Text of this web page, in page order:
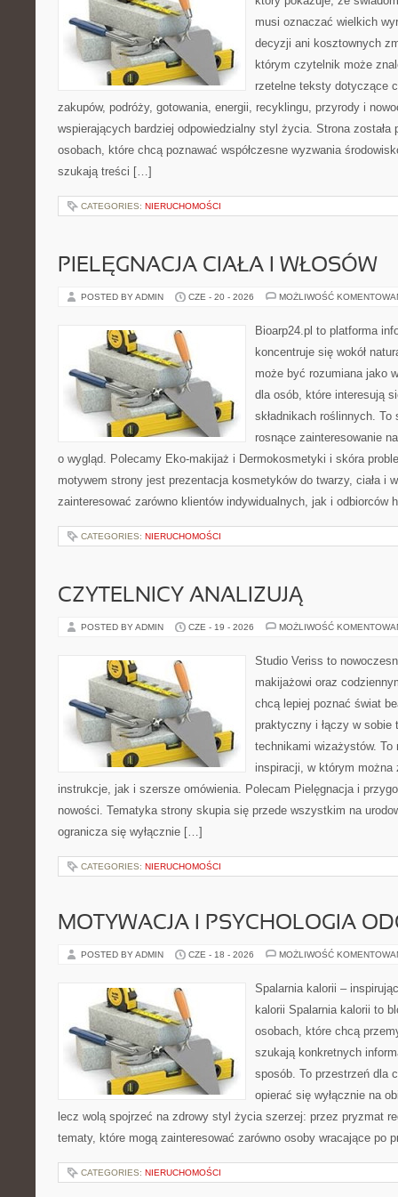
musi oznaczać wielkich
decyzji ani kosztownych
którym czytelnik może
rzetelne teksty dotyczące
zakupów, podróży, gotowania, energii, recyklingu, przyrody i
wspierających bardziej odpowiedzialny styl życia. Strona została
osobach, które chcą poznawać współczesne wyzwania
szukają treści […]
CATEGORIES: NIERUCHOMOŚCI
PIELĘGNACJA CIAŁA I WŁOSÓW
POSTED BY ADMIN CZE - 20 - 2026 MOŻLIWOŚĆ
Bioarp24.pl to platforma
koncentruje się wokół
może być rozumiana jako
dla osób, które interesują
składnikach roślinnych.
rosnące zainteresowanie
o wygląd. Polecamy Eko-makijaż i Dermokosmetyki i skóra
motywem strony jest prezentacja kosmetyków do twarzy, ciała i
zainteresować zarówno klientów indywidualnych, jak i
CATEGORIES: NIERUCHOMOŚCI
CZYTELNICY ANALIZUJĄ
POSTED BY ADMIN CZE - 19 - 2026 MOŻLIWOŚĆ
Studio Veriss to
makijażowi oraz
chcą lepiej poznać świat
praktyczny i łączy w sobie
technikami wizażystów. To
inspiracji, w którym można
instrukcje, jak i szersze omówienia. Polecam Pielęgnacja i
nowości. Tematyka strony skupia się przede wszystkim na
ogranicza się wyłącznie […]
CATEGORIES: NIERUCHOMOŚCI
MOTYWACJA I PSYCHOLOGIA
POSTED BY ADMIN CZE - 18 - 2026 MOŻLIWOŚĆ
Spalarnia kalorii –
kalorii Spalarnia kalorii to
osobach, które chcą
szukają konkretnych
sposób. To przestrzeń dla
opierać się wyłącznie na
lecz wolą spojrzeć na zdrowy styl życia szerzej: przez pryzmat
tematy, które mogą zainteresować zarówno osoby wracające po
CATEGORIES: NIERUCHOMOŚCI